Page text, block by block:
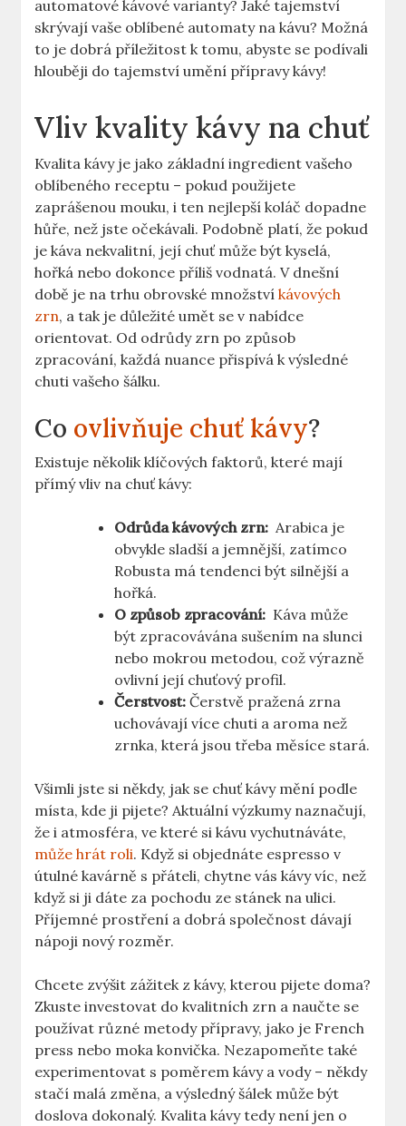
automatové kávové‍ varianty? Jaké tajemství
skrývají vaše oblíbené‌ automaty na kávu? Možná
⁤to je dobrá příležitost k ‍tomu,‍ abyste se podívali
hlouběji do tajemství ‍umění přípravy kávy!
Vliv kvality kávy ​na​ chuť
Kvalita‌ kávy je jako základní ingredient vašeho​
oblíbeného receptu – pokud použijete
zaprášenou mouku, i ten nejlepší⁢ koláč dopadne⁤
hůře, než jste⁣ očekávali. Podobně⁣ platí, že pokud⁢
je káva nekvalitní, ​její chuť může ‍být‍ kyselá,‍
hořká⁤ nebo dokonce příliš‌ vodnatá. ‌V ⁤dnešní
době je na trhu obrovské množstvíkávových
zrn, a tak​ je důležité umět se v nabídce
orientovat.​ Od odrůdy zrn po způsob
zpracování, každá nuance přispívá k výsledné
chuti ‌vašeho‌ šálku.
Co ​ ovlivňuje chuť kávy?
Existuje několik ⁣klíčových​ faktorů, ‍které ‍mají
přímý⁤ vliv na chuť kávy:
Odrůda kávových zrn: ​ Arabica je
obvykle sladší a jemnější, zatímco
Robusta má‍ tendenci být silnější ⁢a
hořká.
O⁣ způsob zpracování: ⁤ Káva​ může
být ⁢zpracovávána sušením ​na slunci
‌nebo​ mokrou metodou, což​ výrazně
ovlivní její chuťový ⁣profil.
Čerstvost: Čerstvě⁢ pražená‍ zrna
uchovávají více chuti a aroma než
zrnka, která‍ jsou třeba měsíce stará.
Všimli jste ⁢si ⁢někdy, jak ‍se chuť kávy mění podle
místa, kde‍ ji pijete? ⁣Aktuální výzkumy naznačují,
že ⁢i atmosféra, ve⁢ které si kávu⁣ vychutnáváte,
může hrát roli. Když si objednáte⁢ espresso⁤ v
útulné kavárně s přáteli, chytne vás kávy⁣ víc, než
když si ​ji dáte⁣ za pochodu ze stánek ⁤na ulici.
Příjemné prostření a ⁣dobrá společnost dávají
nápoji nový rozměr.
Chcete zvýšit zážitek z⁤ kávy, kterou ​pijete doma?
Zkuste investovat do kvalitních zrn a naučte se
používat různé metody přípravy, jako je French‍
press nebo moka konvička.⁣ Nezapomeňte také⁤
experimentovat ⁢s poměrem⁣ kávy⁢ a vody – ​někdy⁤
stačí malá změna, a ⁢výsledný šálek může být
‍doslova dokonalý. Kvalita ​kávy tedy není jen ⁤o